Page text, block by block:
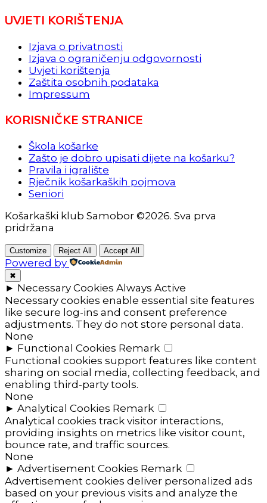
UVJETI KORIŠTENJA
Izjava o privatnosti
Izjava o ograničenju odgovornosti
Uvjeti korištenja
Zaštita osobnih podataka
Impressum
KORISNIČKE STRANICE
Škola košarke
Zašto je dobro upisati dijete na košarku?
Pravila i igralište
Rječnik košarkaških pojmova
Seniori
Košarkaški klub Samobor ©2026. Sva prva
pridržana
Customize Reject All Accept All
Powered by
✖
► Necessary Cookies Always Active
Necessary cookies enable essential site features
like secure log-ins and consent preference
adjustments. They do not store personal data.
None
► Functional Cookies Remark
Functional cookies support features like content
sharing on social media, collecting feedback, and
enabling third-party tools.
None
► Analytical Cookies Remark
Analytical cookies track visitor interactions,
providing insights on metrics like visitor count,
bounce rate, and traffic sources.
None
► Advertisement Cookies Remark
Advertisement cookies deliver personalized ads
based on your previous visits and analyze the